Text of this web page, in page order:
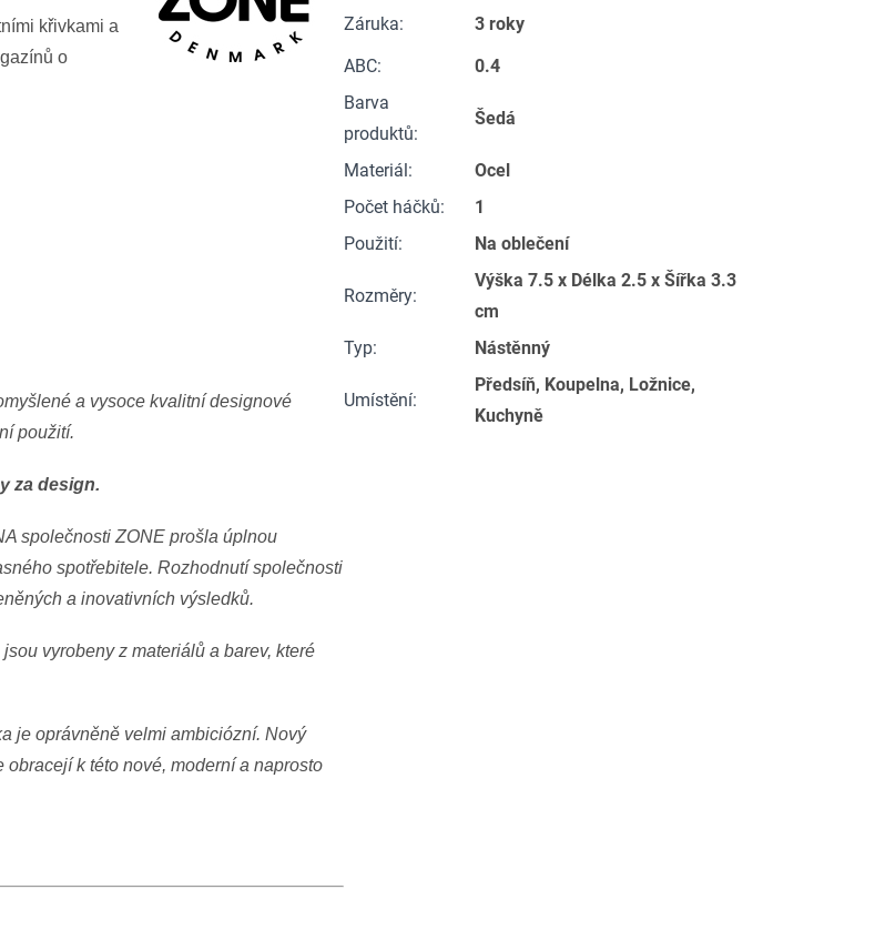
křivkami a
o
a vysoce kvalitní designové
použití.
za design.
společnosti ZONE prošla úplnou
spotřebitele. Rozhodnutí společnosti
a inovativních výsledků.
vyrobeny z materiálů a barev, které
je oprávněně velmi ambiciózní. Nový
k této nové, moderní a naprosto
Záruka:
3 roky
ABC:
0.4
Barva
produktů:
Šedá
Materiál :
Ocel
Počet háčků:
1
Použití: Na oblečení
Rozměry:
Výška 7.5 x Délka 2.5 x Šířka 3.3
cm
Typ: Nástěnný
Umístění:
Předsíň, Koupelna, Ložnice,
Kuchyně